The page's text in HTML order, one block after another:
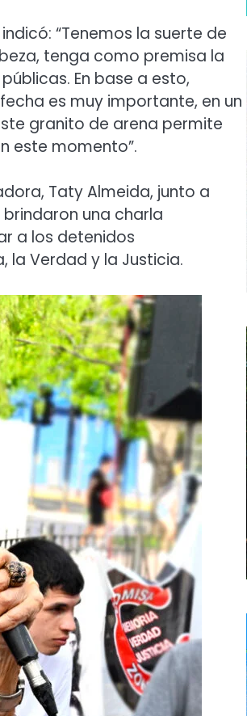
“Tenemos la suerte de
tenga como premisa la
En base a esto,
es muy importante, en un
granito de arena permite
este momento”.
Taty Almeida, junto a
una charla
a los detenidos
la Verdad y la Justicia.